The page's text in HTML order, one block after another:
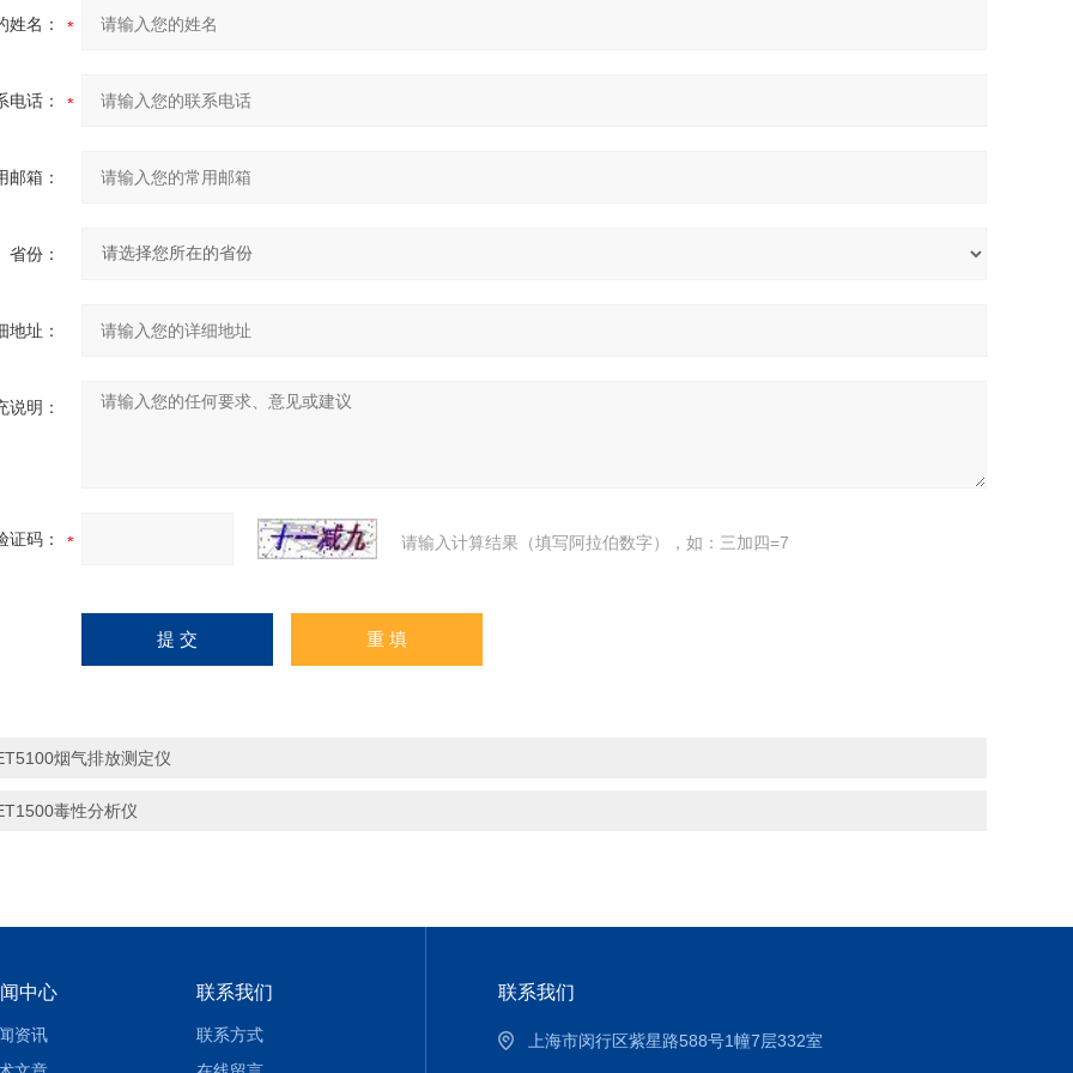
姓名：
电话：
邮箱：
省份：
地址：
说明：
证码： 请输入计算结果（填写阿拉伯数字），如：三加四=7
烟气排放测定仪
毒性分析仪
中心
资讯
联系我们
联系方式
联系我们
上海市闵行区紫星路588号1幢7层332室